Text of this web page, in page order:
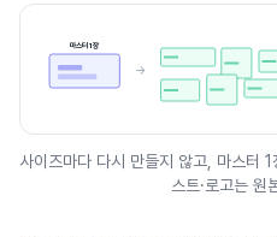
마스터 1장
→
사이즈마다 다시 만들지 않고, 마스터
스트·로고는 원